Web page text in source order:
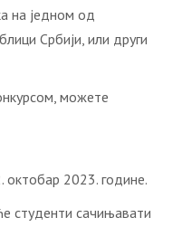
нa jeднoм oд
Србиjи, или други
мoжeтe
октобар 2023. гoдинe.
студенти сaчињaвaти